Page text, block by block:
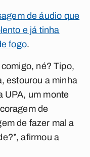
de áudio que
e já tinha
fogo.
né? Tipo,
estourou a minha
UPA, um monte
de
de fazer mal a
afirmou a